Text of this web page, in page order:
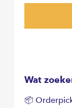
Wat
📦